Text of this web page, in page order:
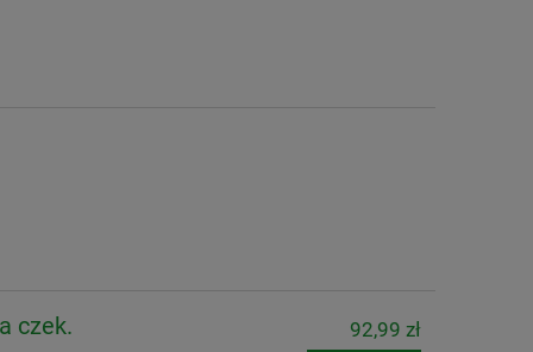
czek.
92,99 zł